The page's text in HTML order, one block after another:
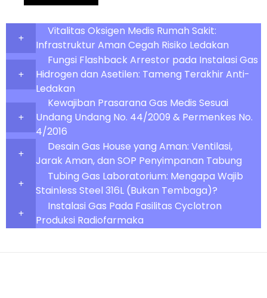
Vitalitas Oksigen Medis Rumah Sakit:
Infrastruktur Aman Cegah Risiko Ledakan
Fungsi Flashback Arrestor pada Instalasi Gas
Hidrogen dan Asetilen: Tameng Terakhir Anti-
Ledakan
Kewajiban Prasarana Gas Medis Sesuai
Undang Undang No. 44/2009 & Permenkes No.
4/2016
Desain Gas House yang Aman: Ventilasi,
Jarak Aman, dan SOP Penyimpanan Tabung
Tubing Gas Laboratorium: Mengapa Wajib
Stainless Steel 316L (Bukan Tembaga)?
Instalasi Gas Pada Fasilitas Cyclotron
Produksi Radiofarmaka